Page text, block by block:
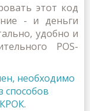
этот код
- и деньги
удобно и
POS-
необходимо
способов